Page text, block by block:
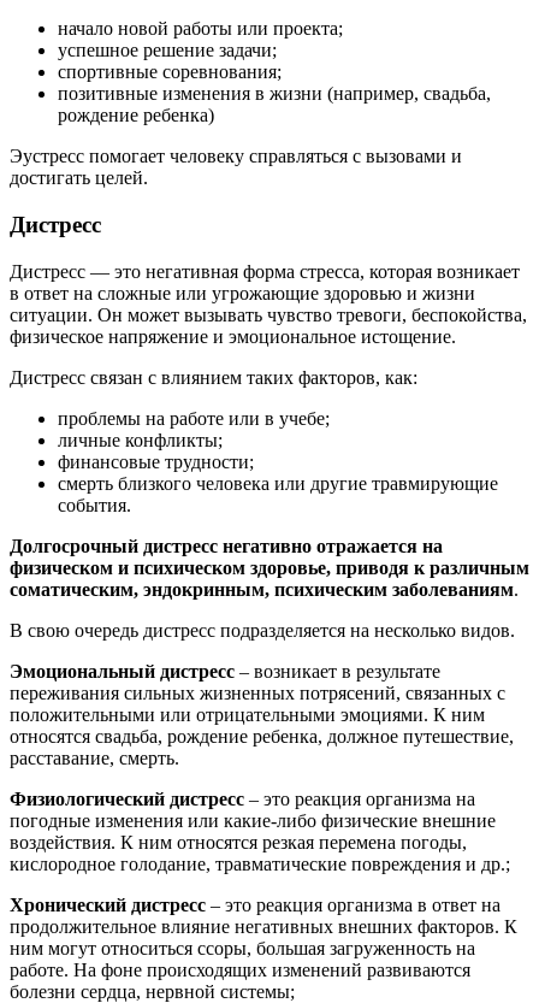
начало новой работы или проекта;
успешное решение задачи;
спортивные соревнования;
позитивные изменения в жизни (например, свадьба,
рождение ребенка)
Эустресс помогает человеку справляться с вызовами и
достигать целей.
Дистресс
Дистресс — это негативная форма стресса, которая возникает
в ответ на сложные или угрожающие здоровью и жизни
ситуации. Он может вызывать чувство тревоги, беспокойства,
физическое напряжение и эмоциональное истощение.
Дистресс связан с влиянием таких факторов, как:
проблемы на работе или в учебе;
личные конфликты;
финансовые трудности;
смерть близкого человека или другие травмирующие
события.
Долгосрочный дистресс негативно отражается на
физическом и психическом здоровье, приводя к различным
соматическим, эндокринным, психическим заболеваниям.
В свою очередь дистресс подразделяется на несколько видов.
Эмоциональный дистресс – возникает в результате
переживания сильных жизненных потрясений, связанных с
положительными или отрицательными эмоциями. К ним
относятся свадьба, рождение ребенка, должное путешествие,
расставание, смерть.
Физиологический дистресс – это реакция организма на
погодные изменения или какие-либо физические внешние
воздействия. К ним относятся резкая перемена погоды,
кислородное голодание, травматические повреждения и др.;
Хронический дистресс – это реакция организма в ответ на
продолжительное влияние негативных внешних факторов. К
ним могут относиться ссоры, большая загруженность на
работе. На фоне происходящих изменений развиваются
болезни сердца, нервной системы;